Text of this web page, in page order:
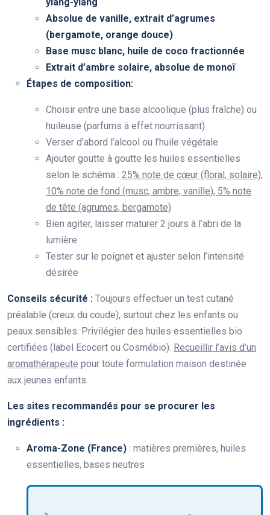
Absolue de vanille, extrait d’agrumes
(bergamote, orange douce)
Base musc blanc, huile de coco fractionnée
Extrait d’ambre solaire, absolue de monoï
Étapes de composition:
Choisir entre une base alcoolique (plus fraîche) ou
huileuse (parfums à effet nourrissant)
Verser d’abord l’alcool ou l’huile végétale
Ajouter goutte à goutte les huiles essentielles
selon le schéma : 25% note de cœur (floral, solaire),
10% note de fond (musc, ambre, vanille), 5% note
de tête (agrumes, bergamote)
Bien agiter, laisser maturer 2 jours à l’abri de la
lumière
Tester sur le poignet et ajuster selon l’intensité
désirée
Conseils sécurité : Toujours effectuer un test cutané
préalable (creux du coude), surtout chez les enfants ou
peaux sensibles. Privilégier des huiles essentielles bio
certifiées (label Ecocert ou Cosmébio). Recueillir l’avis d’un
aromathérapeute pour toute formulation maison destinée
aux jeunes enfants.
Les sites recommandés pour se procurer les
ingrédients :
Aroma-Zone (France) : matières premières, huiles
essentielles, bases neutres